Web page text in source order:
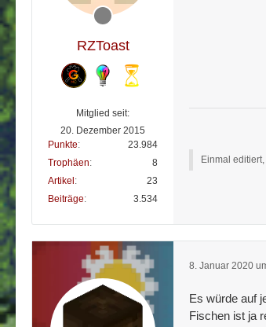
RZToast
Mitglied seit:
20. Dezember 2015
Punkte
23.984
Trophäen
8
Artikel
23
Beiträge
3.534
Einmal
8. Januar 2020
Es würde auf
Fischen ist ja